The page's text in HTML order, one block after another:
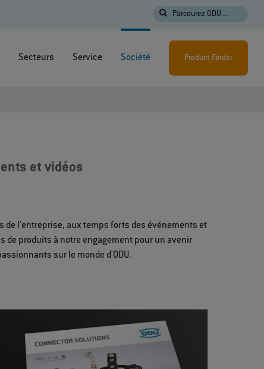
Parcourez ODU ...
Secteurs Service Société Product Finder
et vidéos
de l'entreprise, aux temps forts des événements et
de produits à notre engagement pour un avenir
sur le monde d'ODU.